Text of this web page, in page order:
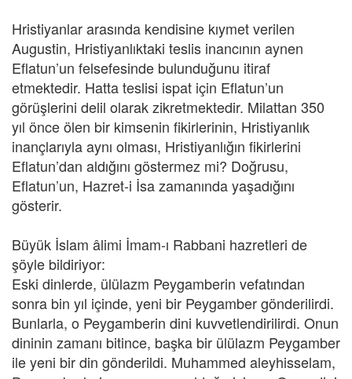
Hristiyanlar arasında kendisine kıymet verilen
Augustin, Hristiyanlıktaki teslis inancının aynen
Eflatun’un felsefesinde bulunduğunu itiraf
etmektedir. Hatta teslisi ispat için Eflatun’un
görüşlerini delil olarak zikretmektedir. Milattan 350
yıl önce ölen bir kimsenin fikirlerinin, Hristiyanlık
inançlarıyla aynı olması, Hristiyanlığın fikirlerini
Eflatun’dan aldığını göstermez mi? Doğrusu,
Eflatun’un, Hazret-i İsa zamanında yaşadığını
gösterir.
Büyük İslam âlimi İmam-ı Rabbani hazretleri de
şöyle bildiriyor:
Eski dinlerde, ülülazm Peygamberin vefatından
sonra bin yıl içinde, yeni bir Peygamber gönderilirdi.
Bunlarla, o Peygamberin dini kuvvetlendirilirdi. Onun
dininin zamanı bitince, başka bir ülülazm Peygamber
ile yeni bir din gönderildi. Muhammed aleyhisselam,